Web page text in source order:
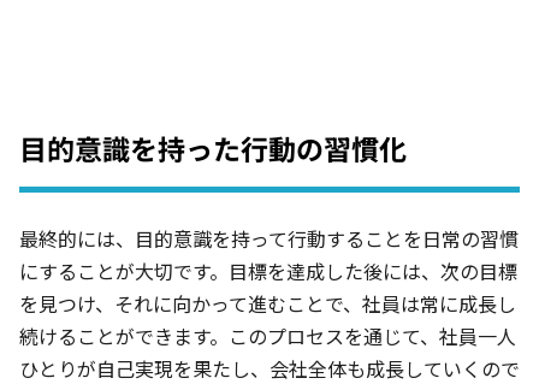
目的意識を持った行動の習慣化
最終的には、目的意識を持って行動することを日常の習慣
にすることが大切です。目標を達成した後には、次の目標
を見つけ、それに向かって進むことで、社員は常に成長し
続けることができます。このプロセスを通じて、社員一人
ひとりが自己実現を果たし、会社全体も成長していくので